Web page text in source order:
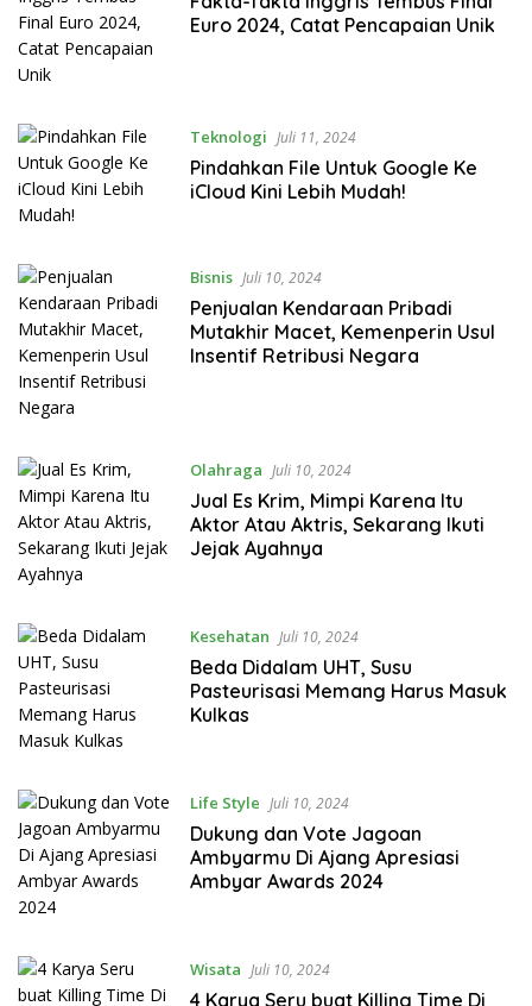
Euro 2024, Catat Pencapaian Unik
Teknologi Juli 11, 2024
Pindahkan File Untuk Google Ke
iCloud Kini Lebih Mudah!
Bisnis Juli 10, 2024
Penjualan Kendaraan Pribadi
Mutakhir Macet, Kemenperin Usul
Insentif Retribusi Negara
Olahraga Juli 10, 2024
Jual Es Krim, Mimpi Karena Itu
Aktor Atau Aktris, Sekarang Ikuti
Jejak Ayahnya
Kesehatan Juli 10, 2024
Beda Didalam UHT, Susu
Pasteurisasi Memang Harus Masuk
Kulkas
Life Style Juli 10, 2024
Dukung dan Vote Jagoan
Ambyarmu Di Ajang Apresiasi
Ambyar Awards 2024
Wisata Juli 10, 2024
4 Karya Seru buat Killing Time Di